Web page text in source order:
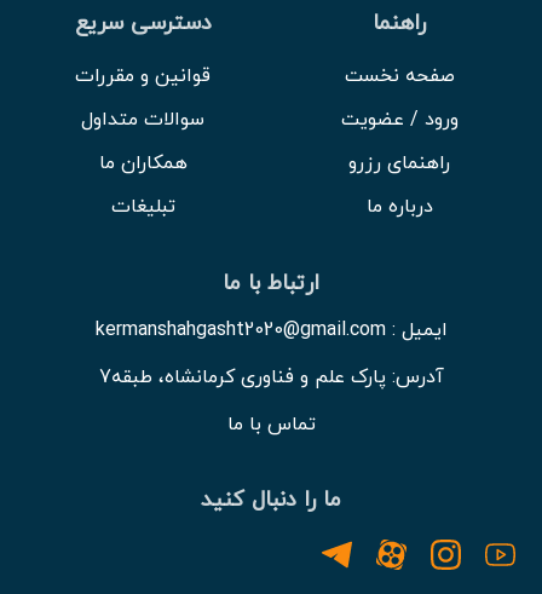
راهنما
صفحه نخست
ورود / عضویت
راهنمای رزرو
درباره ما
دسترسی سریع
قوانین و مقررات
سوالات متداول
همکاران ما
تبلیغات
ارتباط با ما
ایمیل : kermanshahgasht2020@gmail.com
آدرس: پارک علم و فناوری کرمانشاه، طبقه7
تماس با ما
ما را دنبال کنید